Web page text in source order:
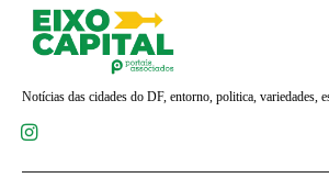
Notícias das cidades do DF, entorno, politica, variedades,